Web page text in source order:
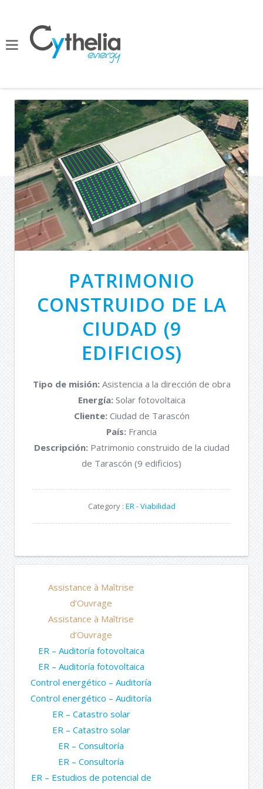
PATRIMONIO
CONSTRUIDO DE LA
CIUDAD (9
EDIFICIOS)
Tipo de misión:Asistencia a la dirección de obra
Energía:Solar fotovoltaica
Cliente:Ciudad de Tarascón
País: Francia
Descripción:Patrimonio construido de la ciudad
de Tarascón (9 edificios)
Category : ER - Viabilidad
Assistance à Maîtrise
d’Ouvrage
Assistance à Maîtrise
d’Ouvrage
ER – Auditoría fotovoltaica
ER – Auditoría fotovoltaica
Control energético – Auditoría
Control energético – Auditoría
ER – Catastro solar
ER – Catastro solar
ER – Consultoría
ER – Consultoría
ER – Estudios de potencial de